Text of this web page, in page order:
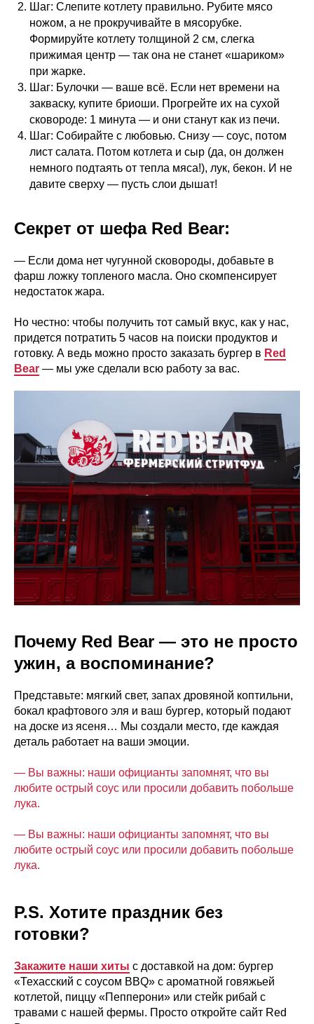
Шаг: Слепите котлету правильно. Рубите мясо
ножом, а не прокручивайте в мясорубке.
Формируйте котлету толщиной 2 см, слегка
прижимая центр — так она не станет «шариком»
при жарке.
Шаг: Булочки — ваше всё. Если нет времени на
закваску, купите бриоши. Прогрейте их на сухой
сковороде: 1 минута — и они станут как из печи.
Шаг: Собирайте с любовью. Снизу — соус, потом
лист салата. Потом котлета и сыр (да, он должен
немного подтаять от тепла мяса!), лук, бекон. И не
давите сверху — пусть слои дышат!
Секрет от шефа Red Bear:
— Если дома нет чугунной сковороды, добавьте в
фарш ложку топленого масла. Оно скомпенсирует
недостаток жара.
Но честно: чтобы получить тот самый вкус, как у нас,
придется потратить 5 часов на поиски продуктов и
готовку. А ведь можно просто заказать бургер в Red
Bear — мы уже сделали всю работу за вас.
Почему Red Bear — это не просто
ужин, а воспоминание?
Представьте: мягкий свет, запах дровяной коптильни,
бокал крафтового эля и ваш бургер, который подают
на доске из ясеня… Мы создали место, где каждая
деталь работает на ваши эмоции.
— Вы важны: наши официанты запомнят, что вы
любите острый соус или просили добавить побольше
лука.
— Вы важны: наши официанты запомнят, что вы
любите острый соус или просили добавить побольше
лука.
P.S. Хотите праздник без
готовки?
Закажите наши хиты с доставкой на дом: бургер
«Техасский с соусом BBQ» с ароматной говяжьей
котлетой, пиццу «Пепперони» или стейк рибай с
травами с нашей фермы. Просто откройте сайт Red